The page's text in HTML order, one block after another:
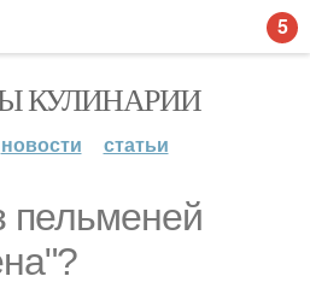
КУЛИНАРИИ
новости статьи
пельменей
5